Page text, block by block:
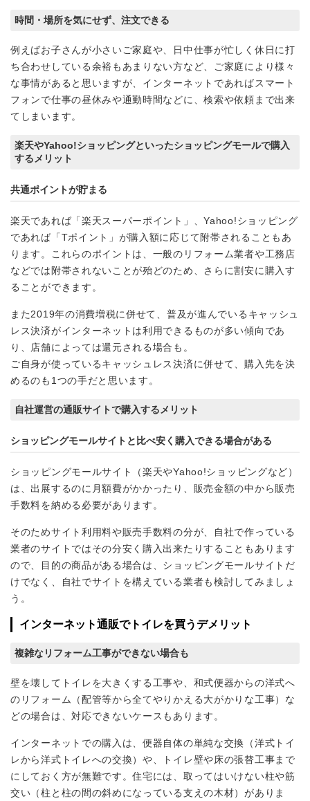
時間・場所を気にせず、注文できる
例えばお子さんが小さいご家庭や、日中仕事が忙しく休日に打
ち合わせしている余裕もあまりない方など、ご家庭により様々
な事情があると思いますが、インターネットであればスマート
フォンで仕事の昼休みや通勤時間などに、検索や依頼まで出来
てしまいます。
楽天やYahoo!ショッピングといったショッピングモールで購入
するメリット
共通ポイントが貯まる
楽天であれば「楽天スーパーポイント」、Yahoo!ショッピング
であれば「Tポイント」が購入額に応じて附帯されることもあ
ります。これらのポイントは、一般のリフォーム業者や工務店
などでは附帯されないことが殆どのため、さらに割安に購入す
ることができます。
また2019年の消費増税に併せて、普及が進んでいるキャッシュ
レス決済がインターネットは利用できるものが多い傾向であ
り、店舗によっては還元される場合も。
ご自身が使っているキャッシュレス決済に併せて、購入先を決
めるのも1つの手だと思います。
自社運営の通販サイトで購入するメリット
ショッピングモールサイトと比べ安く購入できる場合がある
ショッピングモールサイト（楽天やYahoo!ショッピングなど）
は、出展するのに月額費がかかったり、販売金額の中から販売
手数料を納める必要があります。
そのためサイト利用料や販売手数料の分が、自社で作っている
業者のサイトではその分安く購入出来たりすることもあります
ので、目的の商品がある場合は、ショッピングモールサイトだ
けでなく、自社でサイトを構えている業者も検討してみましょ
う。
インターネット通販でトイレを買うデメリット
複雑なリフォーム工事ができない場合も
壁を壊してトイレを大きくする工事や、和式便器からの洋式へ
のリフォーム（配管等から全てやりかえる大がかりな工事）な
どの場合は、対応できないケースもあります。
インターネットでの購入は、便器自体の単純な交換（洋式トイ
レから洋式トイレへの交換）や、トイレ壁や床の張替工事まで
にしておく方が無難です。住宅には、取ってはいけない柱や筋
交い（柱と柱の間の斜めになっている支えの木材）がありま